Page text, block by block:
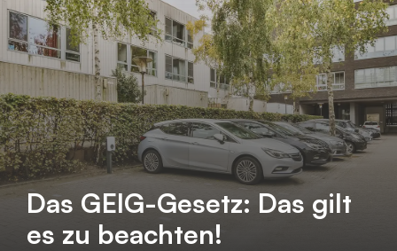
Das GEIG-Gesetz: Das gilt
es zu beachten!